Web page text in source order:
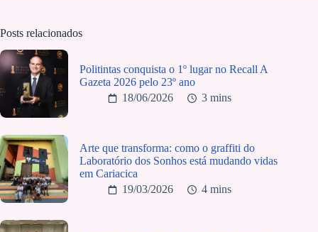
Posts relacionados
Politintas conquista o 1º lugar no Recall A
Gazeta 2026 pelo 23º ano
18/06/2026
3 mins
Arte que transforma: como o graffiti do
Laboratório dos Sonhos está mudando vidas
em Cariacica
19/03/2026
4 mins